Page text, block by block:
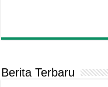
Berita Terbaru